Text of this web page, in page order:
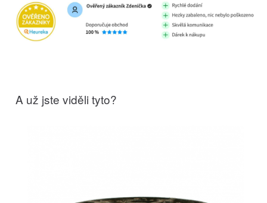
A už jste viděli tyto?